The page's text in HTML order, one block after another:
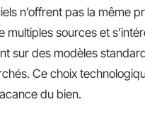
n’offrent pas la même
sources et
sur des modèles
Ce choix
du bien.